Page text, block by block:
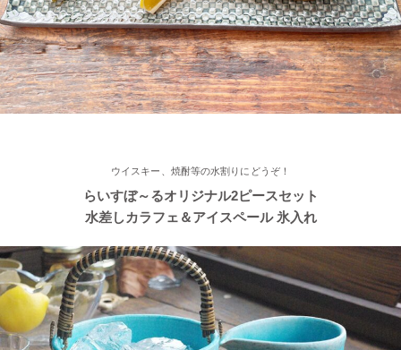
2022/11/12
≪おすすめ≫ あったか鍋をお楽しみください♪とんすい小鉢がつ
いたお鍋セットです。
≪新着商品≫ たっぷりお父さん湯飲み 南蛮カラー♪そろそろ温か
い飲み物が欲しくなりますね！
2022/11/09
≪人気商品≫ 焼き魚がおいしい季節ですね♪長角皿はぴったりの
アイテムです！
ウイスキー、焼酎等の水割りにどうぞ！
らいすぼ～るオリジナル2ピースセット
水差しカラフェ＆アイスペール 氷入れ